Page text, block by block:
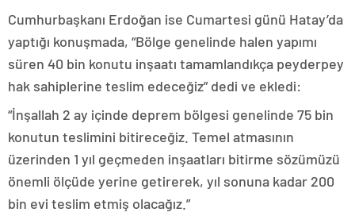
Cumhurbaşkanı Erdoğan ise Cumartesi günü Hatay’da
yaptığı konuşmada, “Bölge genelinde halen yapımı
süren 40 bin konutu inşaatı tamamlandıkça peyderpey
hak sahiplerine teslim edeceğiz” dedi ve ekledi:
“İnşallah 2 ay içinde deprem bölgesi genelinde 75 bin
konutun teslimini bitireceğiz. Temel atmasının
üzerinden 1 yıl geçmeden inşaatları bitirme sözümüzü
önemli ölçüde yerine getirerek, yıl sonuna kadar 200
bin evi teslim etmiş olacağız.”